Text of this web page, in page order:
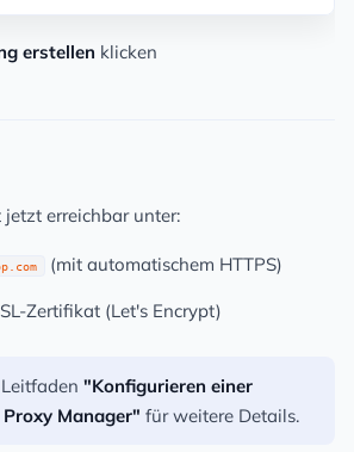
erstellen klicken
erreichbar unter:
(mit automatischem HTTPS)
Zertifikat (Let's Encrypt)
"Konfigurieren einer
Manager" für weitere Details.